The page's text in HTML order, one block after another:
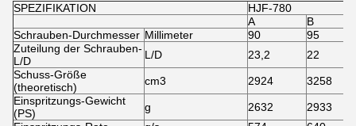
SPEZIFIKATION
HJF-780
A
B
Schrauben-Durchmesser Millimeter 90
95
Zuteilung der Schrauben-
L/D
L/D 23,2
22
Schuss-Größe
(theoretisch)
cm3 2924
3258
Einspritzungs-Gewicht
(PS)
g 2632
2933